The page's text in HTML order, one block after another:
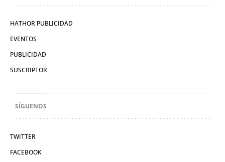
HATHOR PUBLICIDAD
EVENTOS
PUBLICIDAD
SUSCRIPTOR
SÍGUENOS
TWITTER
FACEBOOK